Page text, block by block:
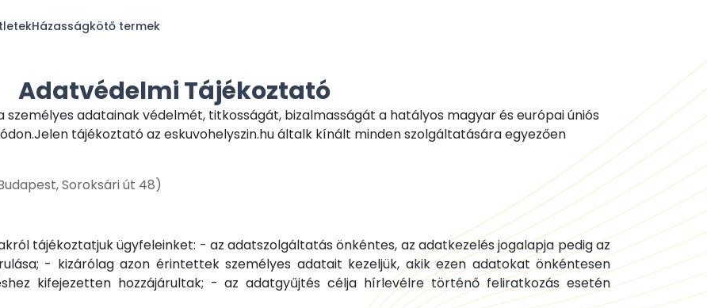
Házasságkötő termek
Adatvédelmi Tájékoztató
személyes adatainak védelmét, titkosságát, bizalmasságát a hatályos magyar és európai úniós
tájékoztató az eskuvohelyszin.hu általk kínált minden szolgáltatására egyezően
Soroksári út 48)
tájékoztatjuk ügyfeleinket: - az adatszolgáltatás önkéntes, az adatkezelés jogalapja pedig az
- kizárólag azon érintettek személyes adatait kezeljük, akik ezen adatokat önkéntesen
kifejezetten hozzájárultak; - az adatgyűjtés célja hírlevélre történő feliratkozás esetén